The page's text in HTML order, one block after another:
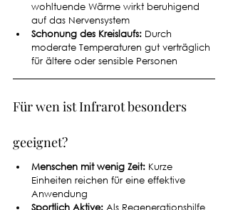
wohltuende Wärme wirkt beruhigend
auf das Nervensystem
Schonung des Kreislaufs: Durch
moderate Temperaturen gut verträglich
für ältere oder sensible Personen
Für wen ist Infrarot besonders
geeignet?
Menschen mit wenig Zeit: Kurze
Einheiten reichen für eine effektive
Anwendung
Sportlich Aktive: Als Regenerationshilfe